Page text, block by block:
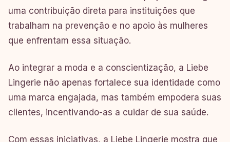
uma contribuição direta para instituições que
trabalham na prevenção e no apoio às mulheres
que enfrentam essa situação.
Ao integrar a moda e a conscientização, a Liebe
Lingerie não apenas fortalece sua identidade como
uma marca engajada, mas também empodera suas
clientes, incentivando-as a cuidar de sua saúde.
Com essas iniciativas, a Liebe Lingerie mostra que